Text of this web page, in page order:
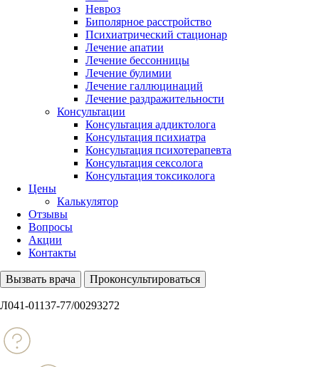
Невроз
Биполярное расстройство
Психиатрический стационар
Лечение апатии
Лечение бессонницы
Лечение булимии
Лечение галлюцинаций
Лечение раздражительности
Консультации
Консультация аддиктолога
Консультация психиатра
Консультация психотерапевта
Консультация сексолога
Консультация токсиколога
Цены
Калькулятор
Отзывы
Вопросы
Акции
Контакты
Вызвать врача Проконсультироваться
Л041-01137-77/00293272